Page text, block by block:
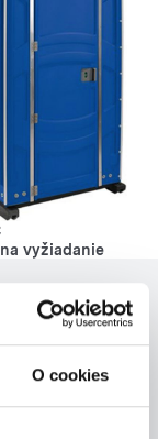
O cookies
vyžiadanie